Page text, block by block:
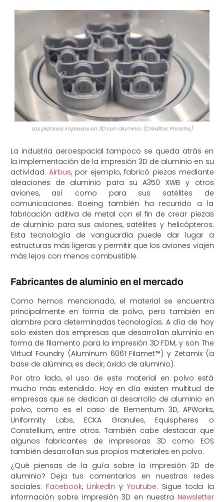
Los pistones impresos en 3D con aluminio. (Créditos: Porsche)
La industria aeroespacial tampoco se queda atrás en
la implementación de la impresión 3D de aluminio en su
actividad. Airbus, por ejemplo, fabricó piezas mediante
aleaciones de aluminio para su A350 XWB y otros
aviones, así como para sus satélites de
comunicaciones. Boeing también ha recurrido a la
fabricación aditiva de metal con el fin de crear piezas
de aluminio para sus aviones, satélites y helicópteros.
Esta tecnología de vanguardia puede dar lugar a
estructuras más ligeras y permitir que los aviones viajen
más lejos con menos combustible.
Fabricantes de aluminio en el mercado
Como hemos mencionado, el material se encuentra
principalmente en forma de polvo, pero también en
alambre para determinadas tecnologías. A día de hoy
solo existen dos empresas que desarrollan aluminio en
forma de filamento para la impresión 3D FDM, y son The
Virtual Foundry (Aluminum 6061 Filamet™) y Zetamix (a
base de alúmina, es decir, óxido de aluminio).
Por otro lado, el uso de este material en polvo está
mucho más extendido. Hoy en día existen multitud de
empresas que se dedican al desarrollo de aluminio en
polvo, como es el caso de Elementum 3D, APWorks,
Uniformity Labs, ECKA Granules, Equispheres o
Constellium, entre otros. También cabe destacar que
algunos fabricantes de impresoras 3D como EOS
también desarrollan sus propios materiales en polvo.
¿Qué piensas de la guía sobre la impresión 3D de
aluminio? Deja tus comentarios en nuestras redes
sociales: Facebook, LinkedIn yYoutube. Sigue toda la
información sobre impresión 3D en nuestra Newsletter